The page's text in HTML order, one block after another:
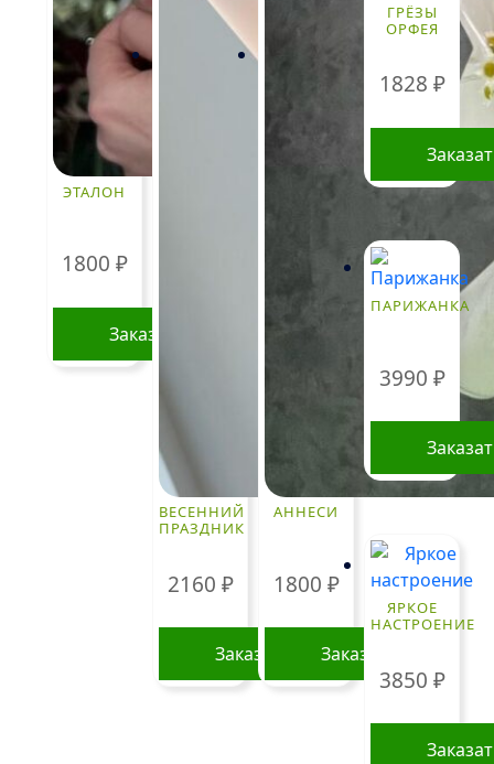
ЭТАЛОН
1800 ₽
Заказать
ВЕСЕННИЙ
ПРАЗДНИК
2160 ₽
Заказать
АННЕСИ
1800 ₽
Заказать
ГРЁЗЫ
ОРФЕЯ
1828 ₽
ПАРИЖАНКА
3990 ₽
ЯРКОЕ
НАСТРОЕНИЕ
3850 ₽